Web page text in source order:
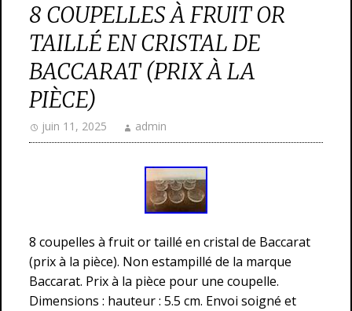
8 COUPELLES À FRUIT OR
TAILLÉ EN CRISTAL DE
BACCARAT (PRIX À LA
PIÈCE)
juin 11, 2025 admin
8 coupelles à fruit or taillé en cristal de Baccarat
(prix à la pièce). Non estampillé de la marque
Baccarat. Prix à la pièce pour une coupelle.
Dimensions : hauteur : 5.5 cm. Envoi soigné et